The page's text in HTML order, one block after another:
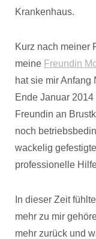
Krankenhaus.
Kurz nach meiner
meine Freundin
hat sie mir Anfang
Ende Januar
Freundin an
noch
wackelig
professionelle
In dieser Zeit
mehr zu mir
mehr zurück und